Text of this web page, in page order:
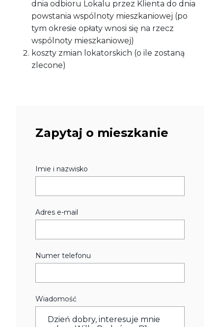
dnia odbioru Lokalu przez Klienta do dnia
powstania wspólnoty mieszkaniowej (po
tym okresie opłaty wnosi się na rzecz
wspólnoty mieszkaniowej)
koszty zmian lokatorskich (o ile zostaną
zlecone)
Zapytaj o mieszkanie
Imie i nazwisko
Adres e-mail
Numer telefonu
Wiadomość